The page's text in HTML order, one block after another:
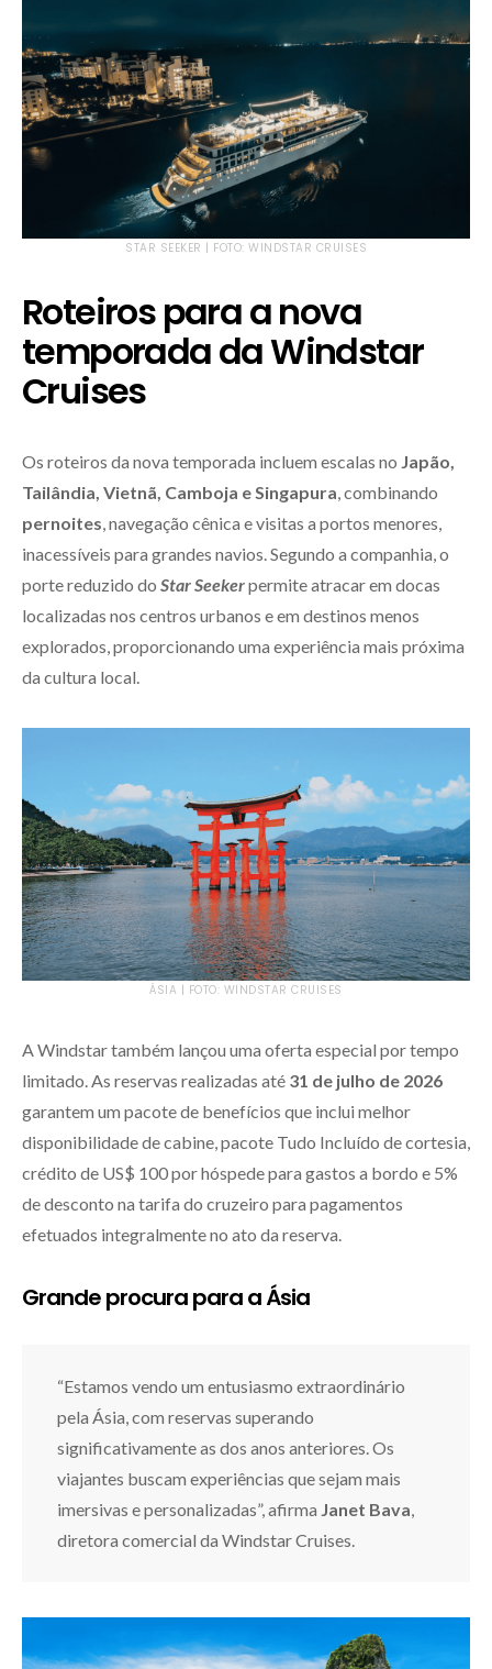
STAR SEEKER | FOTO: WINDSTAR CRUISES
Roteiros para a nova
temporada da Windstar
Cruises
Os roteiros da nova temporada incluem escalas no Japão,
Tailândia, Vietnã, Camboja e Singapura, combinando
pernoites, navegação cênica e visitas a portos menores,
inacessíveis para grandes navios. Segundo a companhia, o
porte reduzido do Star Seekerpermite atracar em docas
localizadas nos centros urbanos e em destinos menos
explorados, proporcionando uma experiência mais próxima
da cultura local.
ÁSIA | FOTO: WINDSTAR CRUISES
A Windstar também lançou uma oferta especial por tempo
limitado. As reservas realizadas até 31 de julho de 2026
garantem um pacote de benefícios que inclui melhor
disponibilidade de cabine, pacote Tudo Incluído de cortesia,
crédito de US$ 100 por hóspede para gastos a bordo e 5%
de desconto na tarifa do cruzeiro para pagamentos
efetuados integralmente no ato da reserva.
Grande procura para a Ásia
“Estamos vendo um entusiasmo extraordinário
pela Ásia, com reservas superando
significativamente as dos anos anteriores. Os
viajantes buscam experiências que sejam mais
imersivas e personalizadas”, afirma Janet Bava
diretora comercial da Windstar Cruises.